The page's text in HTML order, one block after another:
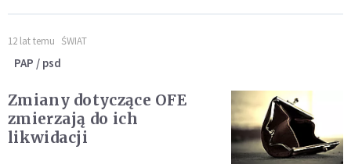
12 lat temu ŚWIAT
PAP / psd
Zmiany dotyczące OFE
zmierzają do ich
likwidacji